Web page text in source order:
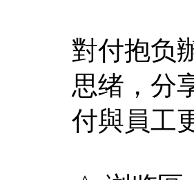
對付抱负
思绪，分
付與員工